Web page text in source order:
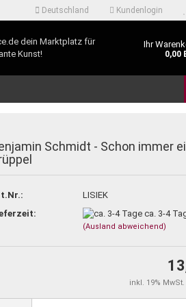
Deutschland Kundenlogin
vergessen?
dein Marktplatz für
Kunst!
Ihr
0,00
Schmidt - Schon immer
LISIEK
ca. 3-4
(Ausland abweichend)
inkl. 19% MwSt.